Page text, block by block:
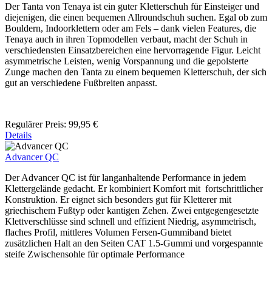
Der Tanta von Tenaya ist ein guter Kletterschuh für Einsteiger und
diejenigen, die einen bequemen Allroundschuh suchen. Egal ob zum
Bouldern, Indoorklettern oder am Fels – dank vielen Features, die
Tenaya auch in ihren Topmodellen verbaut, macht der Schuh in
verschiedensten Einsatzbereichen eine hervorragende Figur. Leicht
asymmetrische Leisten, wenig Vorspannung und die gepolsterte
Zunge machen den Tanta zu einem bequemen Kletterschuh, der sich
gut an verschiedene Fußbreiten anpasst.
Regulärer Preis: 99,95 €
Details
Advancer QC
Der Advancer QC ist für langanhaltende Performance in jedem
Klettergelände gedacht. Er kombiniert Komfort mit fortschrittlicher
Konstruktion. Er eignet sich besonders gut für Kletterer mit
griechischem Fußtyp oder kantigen Zehen. Zwei entgegengesetzte
Klettverschlüsse sind schnell und effizient Niedrig, asymmetrisch,
flaches Profil, mittleres Volumen Fersen-Gummiband bietet
zusätzlichen Halt an den Seiten CAT 1.5-Gummi und vorgespannte
steife Zwischensohle für optimale Performance